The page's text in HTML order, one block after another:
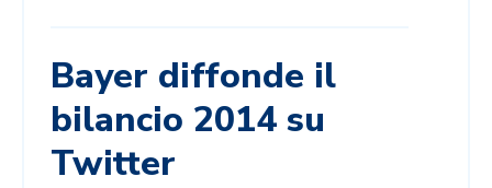
Bayer diffonde il
bilancio 2014 su
Twitter